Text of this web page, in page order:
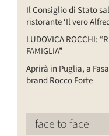
Il Consiglio di Stato
ristorante ‘Il vero
LUDOVICA ROCCHI:
FAMIGLIA”
Aprirà in Puglia, a
brand Rocco Forte
face to face